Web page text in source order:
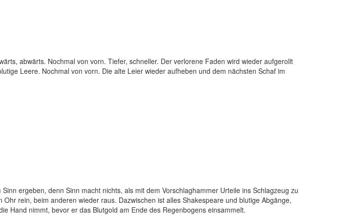
abwärts. Nochmal von vorn. Tiefer, schneller. Der verlorene Faden wird wieder aufgerollt
Leere. Nochmal von vorn. Die alte Leier wieder aufheben und dem nächsten Schaf im
ergeben, denn Sinn macht nichts, als mit dem Vorschlaghammer Urteile ins Schlagzeug zu
rein, beim anderen wieder raus. Dazwischen ist alles Shakespeare und blutige Abgänge,
Hand nimmt, bevor er das Blutgold am Ende des Regenbogens einsammelt.